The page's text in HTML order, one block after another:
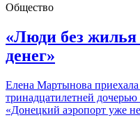
Общество
«Люди без жилья
денег»
Елена Мартынова
тринадцатилетней
«Донецкий аэропорт уже